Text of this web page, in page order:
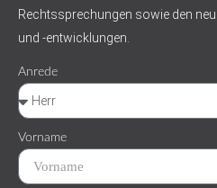
Rechtssprechungen sowie den
und -entwicklungen.
Anrede
Vorname